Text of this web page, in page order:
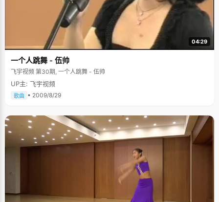
04:29
一个人跳舞 - 伍帅
飞宇视频 第30期, 一个人跳舞 - 伍帅
UP主: 飞宇视频
歌曲 • 2009/8/29